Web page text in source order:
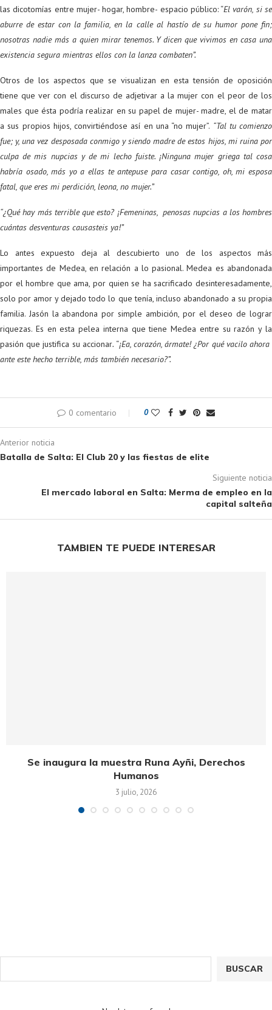
las dicotomías entre mujer- hogar, hombre- espacio público: “El varón, si se
aburre de estar con la familia, en la calle al hastío de su humor pone fin;
nosotras nadie más a quien mirar tenemos. Y dicen que vivimos en casa una
existencia segura mientras ellos con la lanza combaten”.
Otros de los aspectos que se visualizan en esta tensión de oposición
tiene que ver con el discurso de adjetivar a la mujer con el peor de los
males que ésta podría realizar en su papel de mujer- madre, el de matar
a sus propios hijos, convirtiéndose así en una “no mujer”. “Tal tu comienzo
fue; y, una vez desposada conmigo y siendo madre de estos hijos, mi ruina por
culpa de mis nupcias y de mi lecho fuiste. ¡Ninguna mujer griega tal cosa
habría osado, más yo a ellas te antepuse para casar contigo, oh, mi esposa
fatal, que eres mi perdición, leona, no mujer.”
“¿Qué hay más terrible que esto? ¡Femeninas, penosas nupcias a los hombres
cuántas desventuras causasteis ya!”
Lo antes expuesto deja al descubierto uno de los aspectos más
importantes de Medea, en relación a lo pasional. Medea es abandonada
por el hombre que ama, por quien se ha sacrificado desinteresadamente,
solo por amor y dejado todo lo que tenía, incluso abandonado a su propia
familia. Jasón la abandona por simple ambición, por el deseo de lograr
riquezas. Es en esta pelea interna que tiene Medea entre su razón y la
pasión que justifica su accionar. “¡Ea, corazón, ármate! ¿Por qué vacilo ahora
ante este hecho terrible, más también necesario?”.
0 comentario 0
Anterior noticia
Batalla de Salta: El Club 20 y las fiestas de elite
Siguiente noticia
El mercado laboral en Salta: Merma de empleo en la
capital salteña
TAMBIEN TE PUEDE INTERESAR
Se inaugura la muestra Runa Ayñi, Derechos
Humanos
3 julio, 2026
BUSCAR